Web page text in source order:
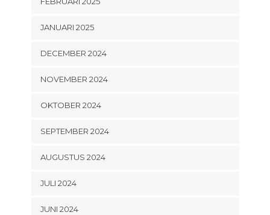
JANUARI 2025
DECEMBER 2024
NOVEMBER 2024
OKTOBER 2024
SEPTEMBER 2024
AUGUSTUS 2024
JULI 2024
JUNI 2024